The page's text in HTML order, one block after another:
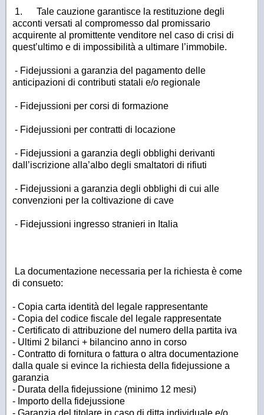
1. Tale cauzione garantisce la restituzione degli
acconti versati al compromesso dal promissario
acquirente al promittente venditore nel caso di crisi di
quest’ultimo e di impossibilità a ultimare l’immobile.
- Fidejussioni a garanzia del pagamento delle
anticipazioni di contributi statali e/o regionale
- Fidejussioni per corsi di formazione
- Fidejussioni per contratti di locazione
- Fidejussioni a garanzia degli obblighi derivanti
dall’iscrizione alla’albo degli smaltatori di rifiuti
- Fidejussioni a garanzia degli obblighi di cui alle
convenzioni per la coltivazione di cave
- Fidejussioni ingresso stranieri in Italia
La documentazione necessaria per la richiesta è come
di consueto:
- Copia carta identità del legale rappresentante
- Copia del codice fiscale del legale rappresentate
- Certificato di attribuzione del numero della partita iva
- Ultimi 2 bilanci + bilancino anno in corso
- Contratto di fornitura o fattura o altra documentazione
dalla quale si evince la richiesta della fidejussione a
garanzia
- Durata della fidejussione (minimo 12 mesi)
- Importo della fidejussione